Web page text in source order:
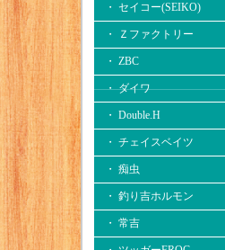
・ セイコー(SEIKO)
・ Ｚファクトリー
・ ZBC
・ ダイワ
・ Double.H
・ チェイスベイツ
・ 痴虫
・ 釣り吉ホルモン
・ 常吉